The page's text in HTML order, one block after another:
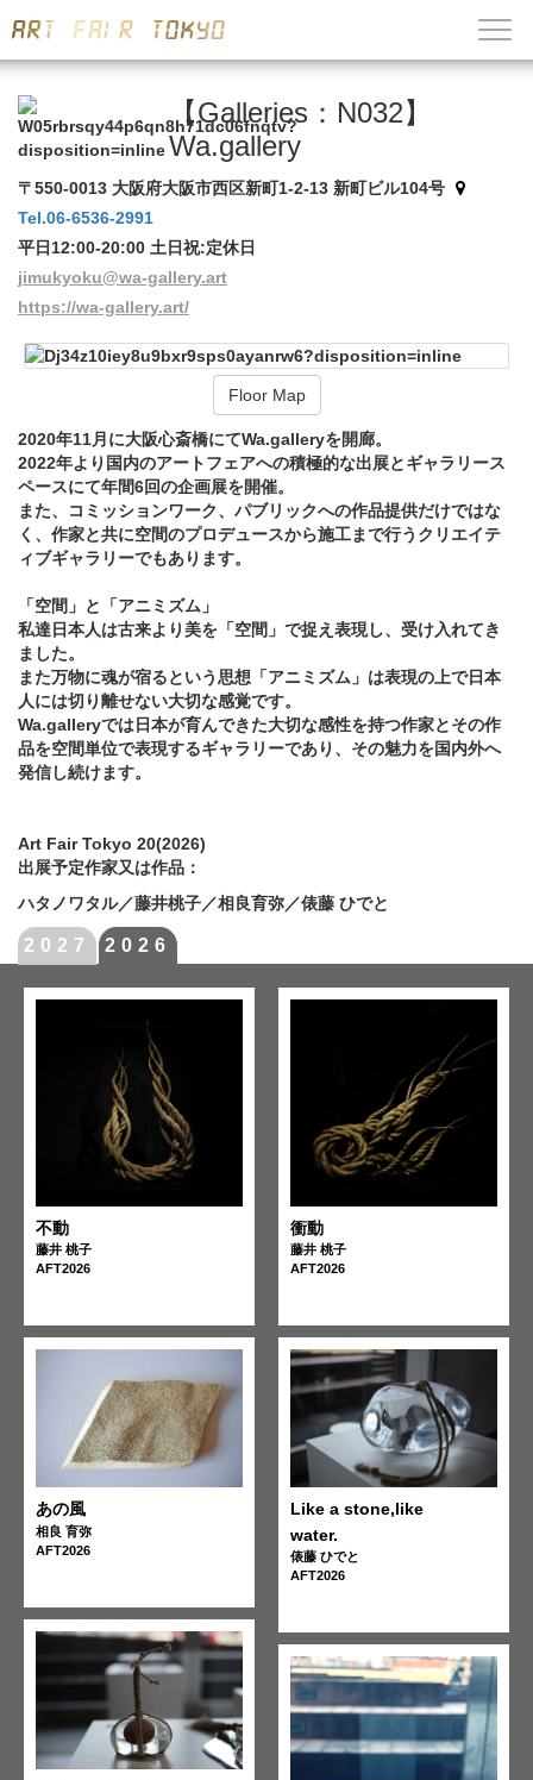
【Galleries：N032】
Wa.gallery
〒550-0013 大阪府大阪市西区新町1-2-13 新町ビル104号
Tel.06-6536-2991
平日12:00-20:00 土日祝:定休日
jimukyoku@wa-gallery.art
https://wa-gallery.art/
Floor Map
2020年11月に大阪心斎橋にてWa.galleryを開廊。
2022年より国内のアートフェアへの積極的な出展とギャラリース
ペースにて年間6回の企画展を開催。
また、コミッションワーク、パブリックへの作品提供だけではな
く、作家と共に空間のプロデュースから施工まで行うクリエイテ
ィブギャラリーでもあります。
「空間」と「アニミズム」
私達日本人は古来より美を「空間」で捉え表現し、受け入れてき
ました。
また万物に魂が宿るという思想「アニミズム」は表現の上で日本
人には切り離せない大切な感覚です。
Wa.galleryでは日本が育んできた大切な感性を持つ作家とその作
品を空間単位で表現するギャラリーであり、その魅力を国内外へ
発信し続けます。
Art Fair Tokyo 20(2026)
出展予定作家又は作品：
ハタノワタル／藤井桃子／相良育弥／俵藤 ひでと
2027 2026
不動
藤井 桃子
AFT2026
あの風
相良 育弥
AFT2026
衝動
藤井 桃子
AFT2026
Like a stone,like
water.
俵藤 ひでと
AFT2026